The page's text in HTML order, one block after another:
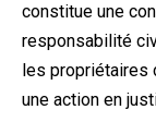
constitue une
responsabilité
les propriétaires
une action en